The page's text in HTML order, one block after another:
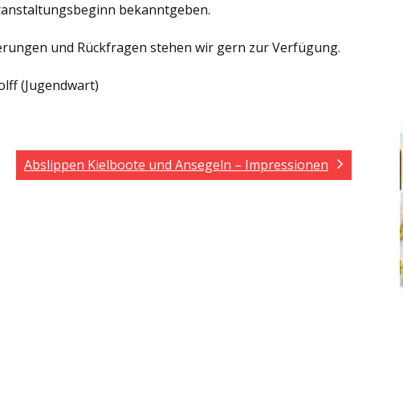
bekanntgeben.
und Rückfragen stehen wir gern zur Verfügung.
(Jugendwart)
Abslippen Kielboote und Ansegeln – Impressionen